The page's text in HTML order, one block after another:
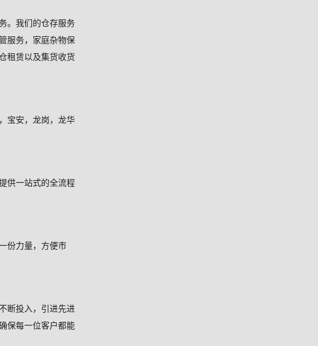
。我们的仓存服务
服务，家庭杂物保
租赁以及集货收货
宝安，龙岗，龙华
供一站式的全流程
份力量，方便市
断投入，引进先进
保每一位客户都能